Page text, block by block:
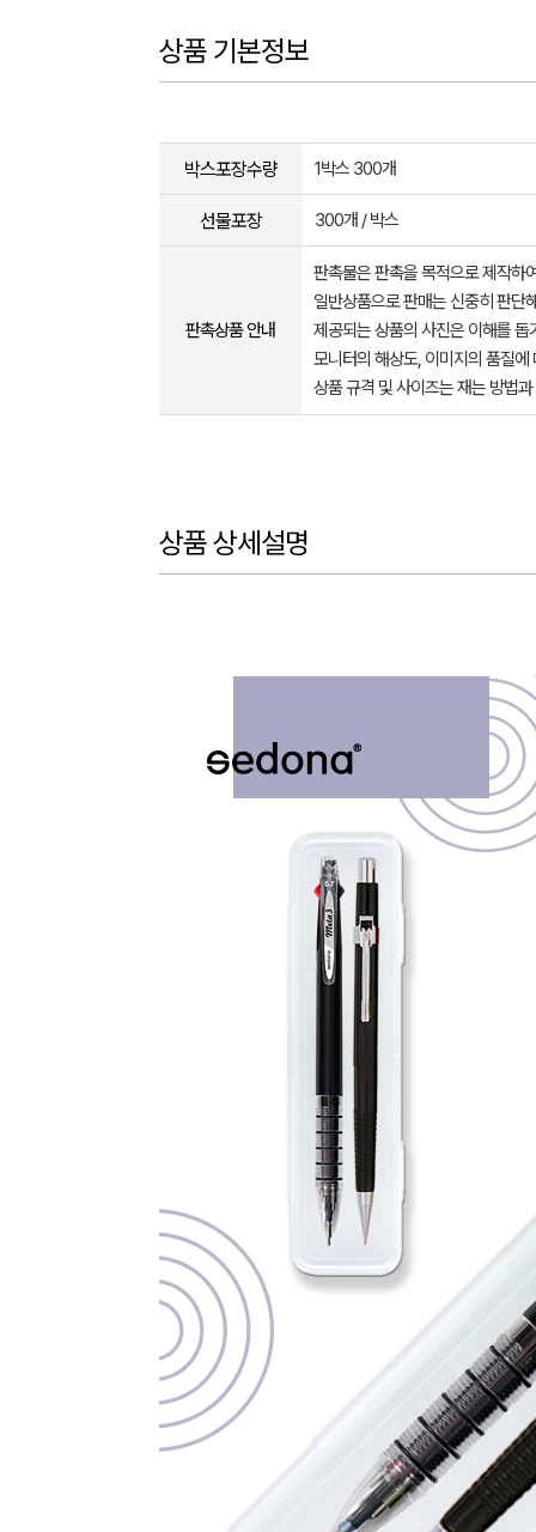
상품 기본정보
박스포장수량 1박스 300개
선물포장 300개 / 박스
판촉상품 안내
판촉물은 판촉을 목적으로 제작하
일반상품으로 판매는 신중히 판단
제공되는 상품의 사진은 이해를
모니터의 해상도, 이미지의 품질
상품 규격 및 사이즈는 재는 방법
상품 상세설명